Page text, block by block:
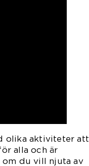
olika aktiviteter att
alla och är
om du vill njuta av